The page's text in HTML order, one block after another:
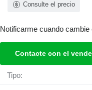
Consulte el precio
Notificarme cuando cambie
Contacte con el
Tipo: